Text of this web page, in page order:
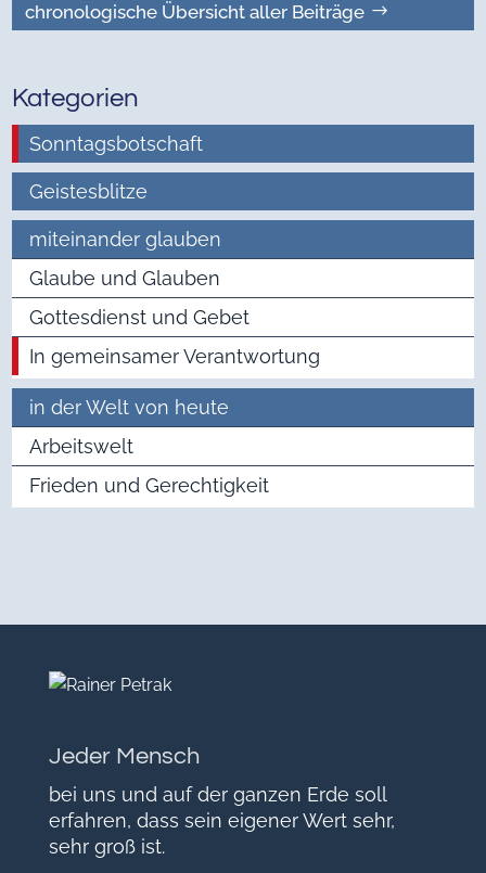
chronologische Übersicht aller Beiträge
Kategorien
Sonntagsbotschaft
Geistesblitze
miteinander glauben
Glaube und Glauben
Gottesdienst und Gebet
In gemeinsamer Verantwortung
in der Welt von heute
Arbeitswelt
Frieden und Gerechtigkeit
Jeder Mensch
bei uns und auf der ganzen Erde soll
erfahren, dass sein eigener Wert sehr,
sehr groß ist.